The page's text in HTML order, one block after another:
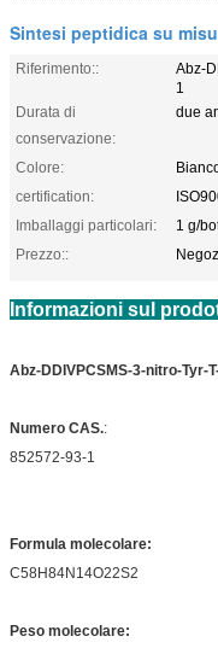
Sintesi peptidica su
Riferimento::
Abz-
1
Durata di
conservazione:
due
Colore:
certification:
Imballaggi particolari:
1 g/
Prezzo::
Informazioni sul
Abz-DDIVPCSMS-3-nitro-Tyr-
Numero CAS.:
852572-93-1
Formula molecolare:
C58H84N14O22S2
Peso molecolare: